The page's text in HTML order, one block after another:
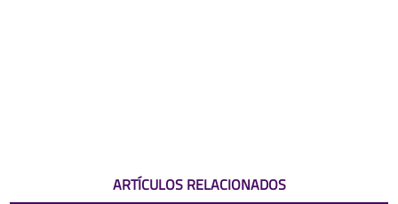
ARTÍCULOS RELACIONADOS